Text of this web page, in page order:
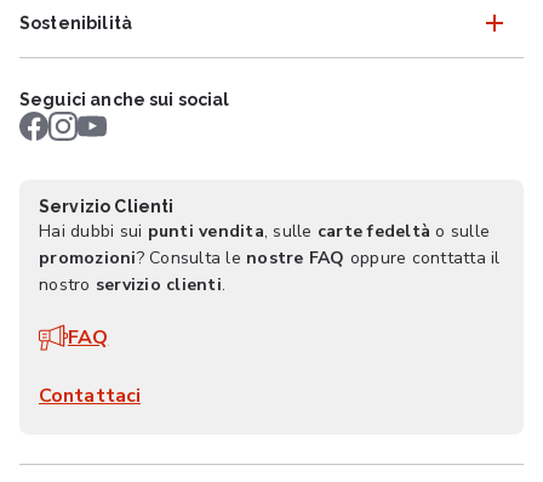
Sostenibilità
Seguici anche sui social
Servizio Clienti
Hai dubbi sui punti vendita, sulle carte fedeltà o sulle
promozioni? Consulta le nostre FAQ oppure conttatta il
nostro servizio clienti.
FAQ
Contattaci